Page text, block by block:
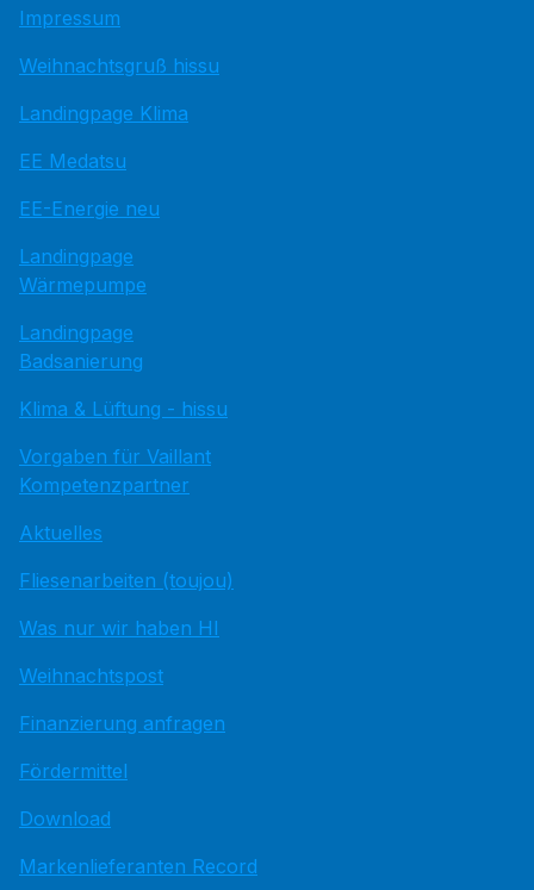
Impressum
Weihnachtsgruß hissu
Landingpage Klima
EE Medatsu
EE-Energie neu
Landingpage
Wärmepumpe
Landingpage
Badsanierung
Klima & Lüftung - hissu
Vorgaben für Vaillant
Kompetenzpartner
Aktuelles
Fliesenarbeiten (toujou)
Was nur wir haben HI
Weihnachtspost
Finanzierung anfragen
Fördermittel
Download
Markenlieferanten Record